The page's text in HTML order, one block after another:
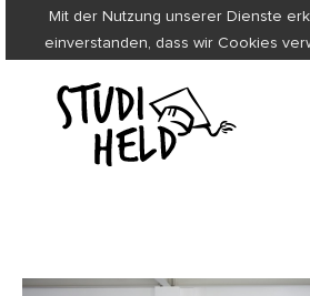
Mit der Nutzung unserer Dienste
einverstanden, dass wir Cookies